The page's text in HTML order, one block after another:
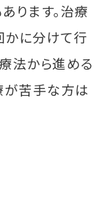
ります。治療
かに分けて行
法から進める
が苦手な方は